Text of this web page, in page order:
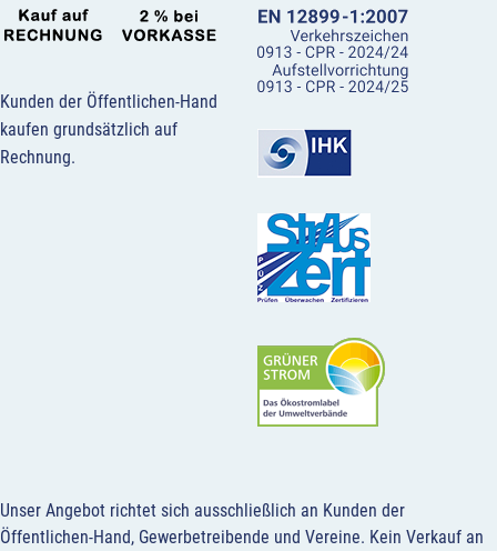
Kunden der Öffentlichen-Hand
kaufen grundsätzlich auf
Rechnung.
Unser Angebot richtet sich ausschließlich an Kunden der
Öffentlichen-Hand, Gewerbetreibende und Vereine. Kein Verkauf an